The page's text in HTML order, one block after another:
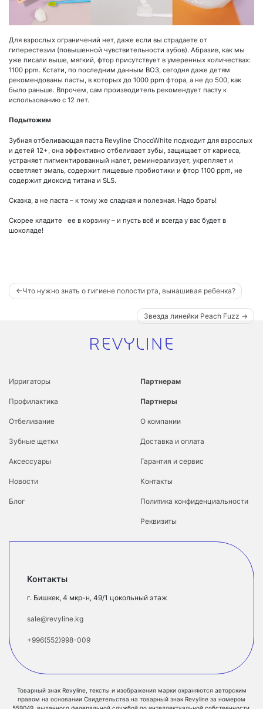
Для взрослых ограничений нет, даже если вы страдаете от
гиперестезии (повышенной чувствительности зубов). Абразив, как мы
уже писали выше, мягкий, фтор присутствует в умеренных количествах:
1100 ppm. Кстати, по последним данным ВОЗ, сегодня даже детям
рекомендованы пасты, в которых до 1000 ppm фтора, а не до 500, как
было раньше. Впрочем, сам производитель рекомендует пасту к
использованию с 12 лет.
Подытожим
Зубная отбеливающая паста Revyline ChocoWhite подходит для взрослых
и детей 12+, она эффективно отбеливает зубы, защищает от кариеса,
устраняет пигментированный налет, реминерализует, укрепляет и
осветляет эмаль, содержит пищевые пробиотики и фтор 1100 ppm, не
содержит диоксид титана и SLS.
Сказка, а не паста – к тому же сладкая и полезная. Надо брать!
Скорее кладите ее в корзину – и пусть всё и всегда у вас будет в
шоколаде!
Навигация
Что нужно знать о гигиене полости рта, вынашивая ребенка?
Звезда линейки Peach Fuzz
Ирригаторы
Профилактика
Отбеливание
Зубные щетки
Аксессуары
Новости
Блог
Партнерам
Партнеры
О компании
Доставка и оплата
Гарантия и сервис
Контакты
Политика конфиденциальности
Реквизиты
Контакты
г. Бишкек, 4 мкр-н, 49/1 цокольный этаж
sale@revyline.kg
+996(552)998-009
Товарный знак Revyline, тексты и изображения марки охраняются авторским
правом на основании Свидетельства на товарный знак Revyline за номером